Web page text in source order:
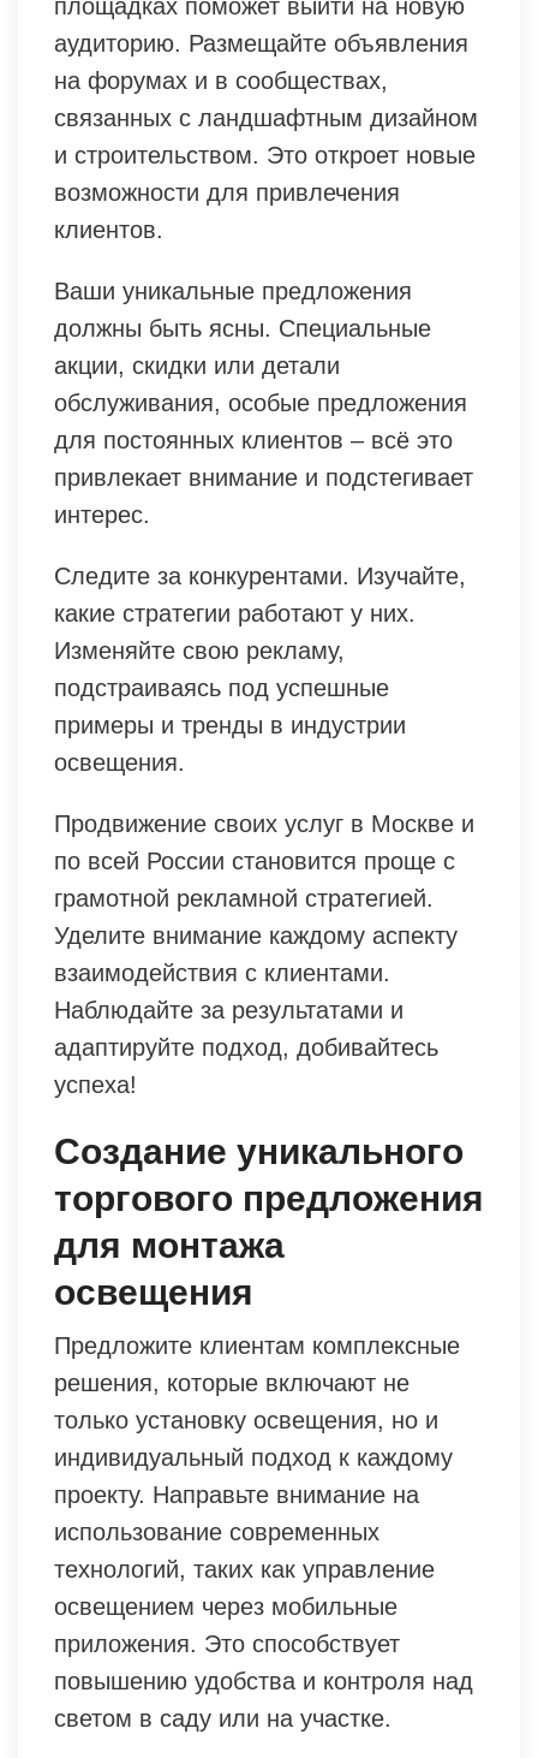
площадках поможет выйти на новую
аудиторию. Размещайте объявления
на форумах и в сообществах,
связанных с ландшафтным дизайном
и строительством. Это откроет новые
возможности для привлечения
клиентов.
Ваши уникальные предложения
должны быть ясны. Специальные
акции, скидки или детали
обслуживания, особые предложения
для постоянных клиентов – всё это
привлекает внимание и подстегивает
интерес.
Следите за конкурентами. Изучайте,
какие стратегии работают у них.
Изменяйте свою рекламу,
подстраиваясь под успешные
примеры и тренды в индустрии
освещения.
Продвижение своих услуг в Москве и
по всей России становится проще с
грамотной рекламной стратегией.
Уделите внимание каждому аспекту
взаимодействия с клиентами.
Наблюдайте за результатами и
адаптируйте подход, добивайтесь
успеха!
Создание уникального
торгового предложения
для монтажа
освещения
Предложите клиентам комплексные
решения, которые включают не
только установку освещения, но и
индивидуальный подход к каждому
проекту. Направьте внимание на
использование современных
технологий, таких как управление
освещением через мобильные
приложения. Это способствует
повышению удобства и контроля над
светом в саду или на участке.